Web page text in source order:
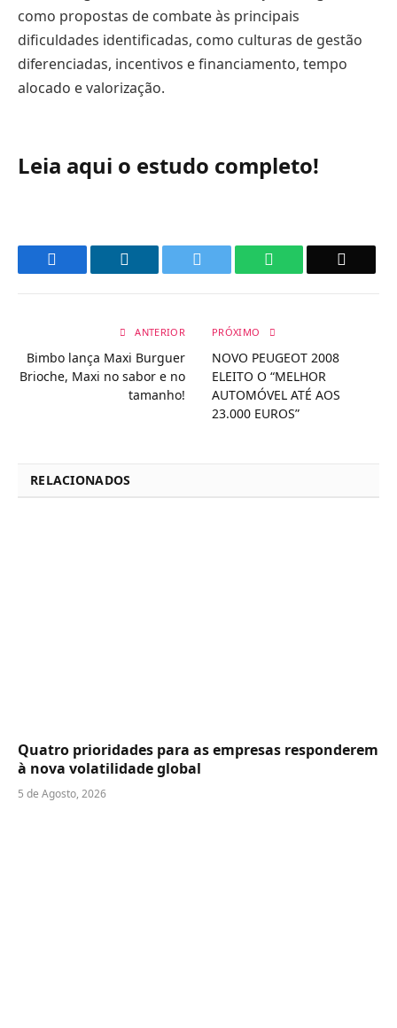
como propostas de combate às principais
dificuldades identificadas, como culturas de gestão
diferenciadas, incentivos e financiamento, tempo
alocado e valorização.
Leia aqui o estudo completo!
WhatsApp
ANTERIOR
Bimbo lança Maxi Burguer
Brioche, Maxi no sabor e no
tamanho!
PRÓXIMO
NOVO PEUGEOT 2008
ELEITO O “MELHOR
AUTOMÓVEL ATÉ AOS
23.000 EUROS”
RELACIONADOS
Quatro prioridades para as empresas responderem
à nova volatilidade global
5 de Agosto, 2026